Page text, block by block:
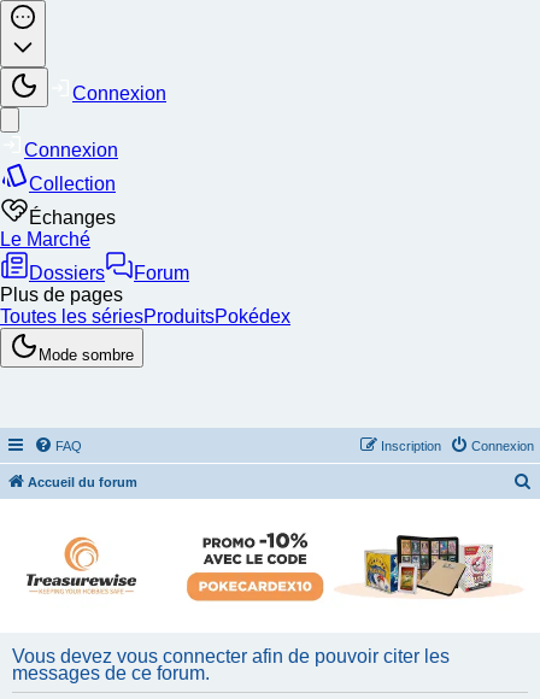
FAQ Connexion
Inscription
Accueil du forum
Vous devez vous connecter afin de pouvoir citer les
messages de ce forum.